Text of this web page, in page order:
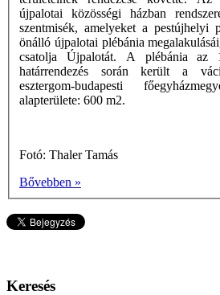
újpalotai közösségi házban
szentmisék, amelyeket a pestújhelyi
önálló újpalotai plébánia
csatolja Újpalotát. A plébánia az
határrendezés során került a
esztergom-budapesti
alapterülete: 600 m2.
Fotó: Thaler Tamás
Bővebben »
Keresés